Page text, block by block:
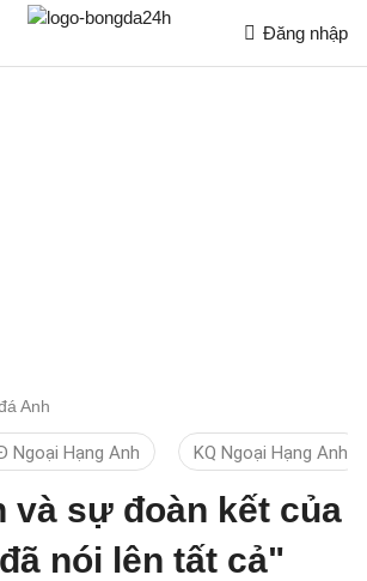
Đăng nhập
Anh
Ngoại Hạng Anh KQ Ngoại Hạng Anh
và sự đoàn kết của
nói lên tất cả"